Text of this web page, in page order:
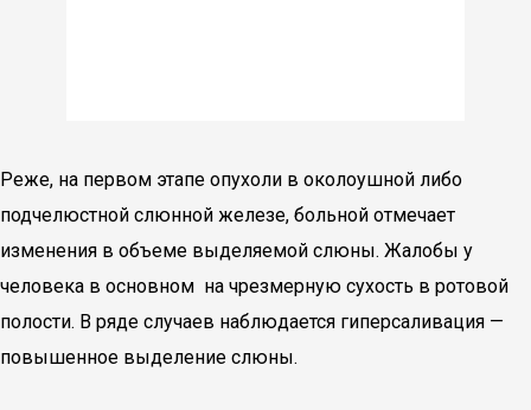
Реже, на первом этапе опухоли в околоушной либо
подчелюстной слюнной железе, больной отмечает
изменения в объеме выделяемой слюны. Жалобы у
человека в основном на чрезмерную сухость в ротовой
полости. В ряде случаев наблюдается гиперсаливация —
повышенное выделение слюны.